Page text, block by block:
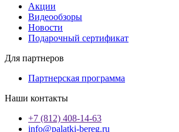
Акции
Видеообзоры
Новости
Подарочный сертификат
Для партнеров
Партнерская программа
Наши контакты
+7 (812) 408-14-63
info@palatki-bereg.ru